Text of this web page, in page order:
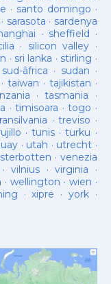
· santo domingo ·
· sarasota · sardenya
· sheffield ·
· silicon valley ·
· sri lanka · stirling ·
sud-âfrica · sudan ·
·taiwan · tajikistan ·
·tasmania ·
·timisoara ·togo ·
·treviso ·
·tunis ·turku ·
· utah · utrecht ·
· venezia
·vilnius ·virginia ·
· wellington · wien ·
·xipre · york·